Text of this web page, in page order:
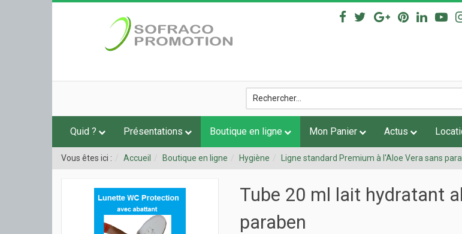
Quid ? Présentations Boutique en ligne Mon Panier Actus
Vous êtes ici : Accueil Boutique en ligne Hygiène Ligne standard Premium à l'Aloe Vera sans
Tube 20 ml lait hydratant
paraben